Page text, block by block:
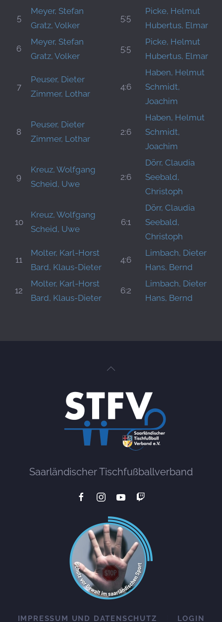
5
Meyer, Stefan
Gratz, Volker
5:5
Picke, Helmut
Hubertus, Elmar
6
Meyer, Stefan
Gratz, Volker
5:5
Picke, Helmut
Hubertus, Elmar
7
Peuser, Dieter
Zimmer, Lothar
4:6
Haben, Helmut
Schmidt,
Joachim
8
Peuser, Dieter
Zimmer, Lothar
2:6
Haben, Helmut
Schmidt,
Joachim
9
Kreuz, Wolfgang
Scheid, Uwe
2:6
Dörr, Claudia
Seebald,
Christoph
10
Kreuz, Wolfgang
Scheid, Uwe
6:1
Dörr, Claudia
Seebald,
Christoph
11
Molter, Karl-Horst
Bard, Klaus-Dieter
4:6
Limbach, Dieter
Hans, Bernd
12
Molter, Karl-Horst
Bard, Klaus-Dieter
6:2
Limbach, Dieter
Hans, Bernd
Saarländischer Tischfußballverband
IMPRESSUM UND DATENSCHUTZ LOGIN